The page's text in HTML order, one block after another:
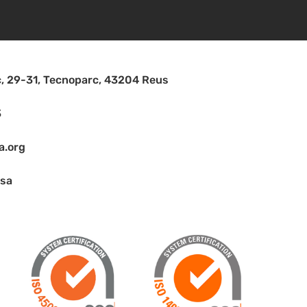
29-31, Tecnoparc, 43204 Reus